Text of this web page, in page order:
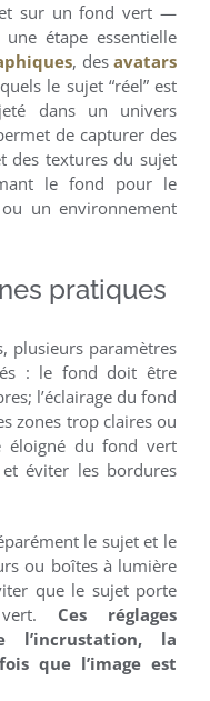
sur un fond vert —
étape essentielle
, desavatars
le sujet “réel” est
dans un univers
de capturer des
des textures du sujet
le fond pour le
un environnement
pratiques
plusieurs paramètres
: le fond doit être
l’éclairage du fond
zones trop claires ou
éloigné du fond vert
éviter les bordures
le sujet et le
ou boîtes à lumière
que le sujet porte
Ces réglages
l’incrustation, la
que l’image est